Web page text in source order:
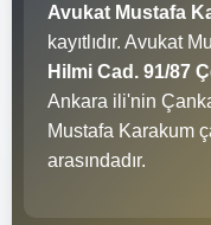
Avukat Mustafa
kayıtlıdır. Avukat
Hilmi Cad. 91/87
Ankara ili'nin
Mustafa Karakum
arasındadır.